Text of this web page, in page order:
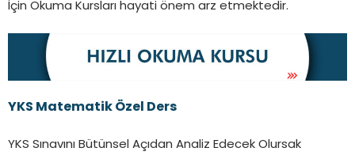
İçin Okuma Kursları hayati önem arz etmektedir.
YKS Matematik Özel Ders
YKS Sınavını Bütünsel Açıdan Analiz Edecek Olursak